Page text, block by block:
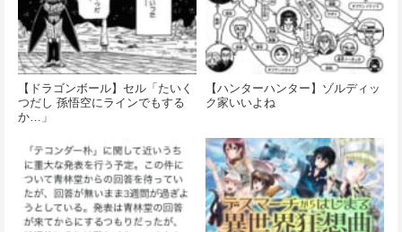
【ドラゴンボール】セル「たいく
つだし 孫悟空にラインでもする
か…」
【ハンターハンター】ゾルディッ
ク家いいよね